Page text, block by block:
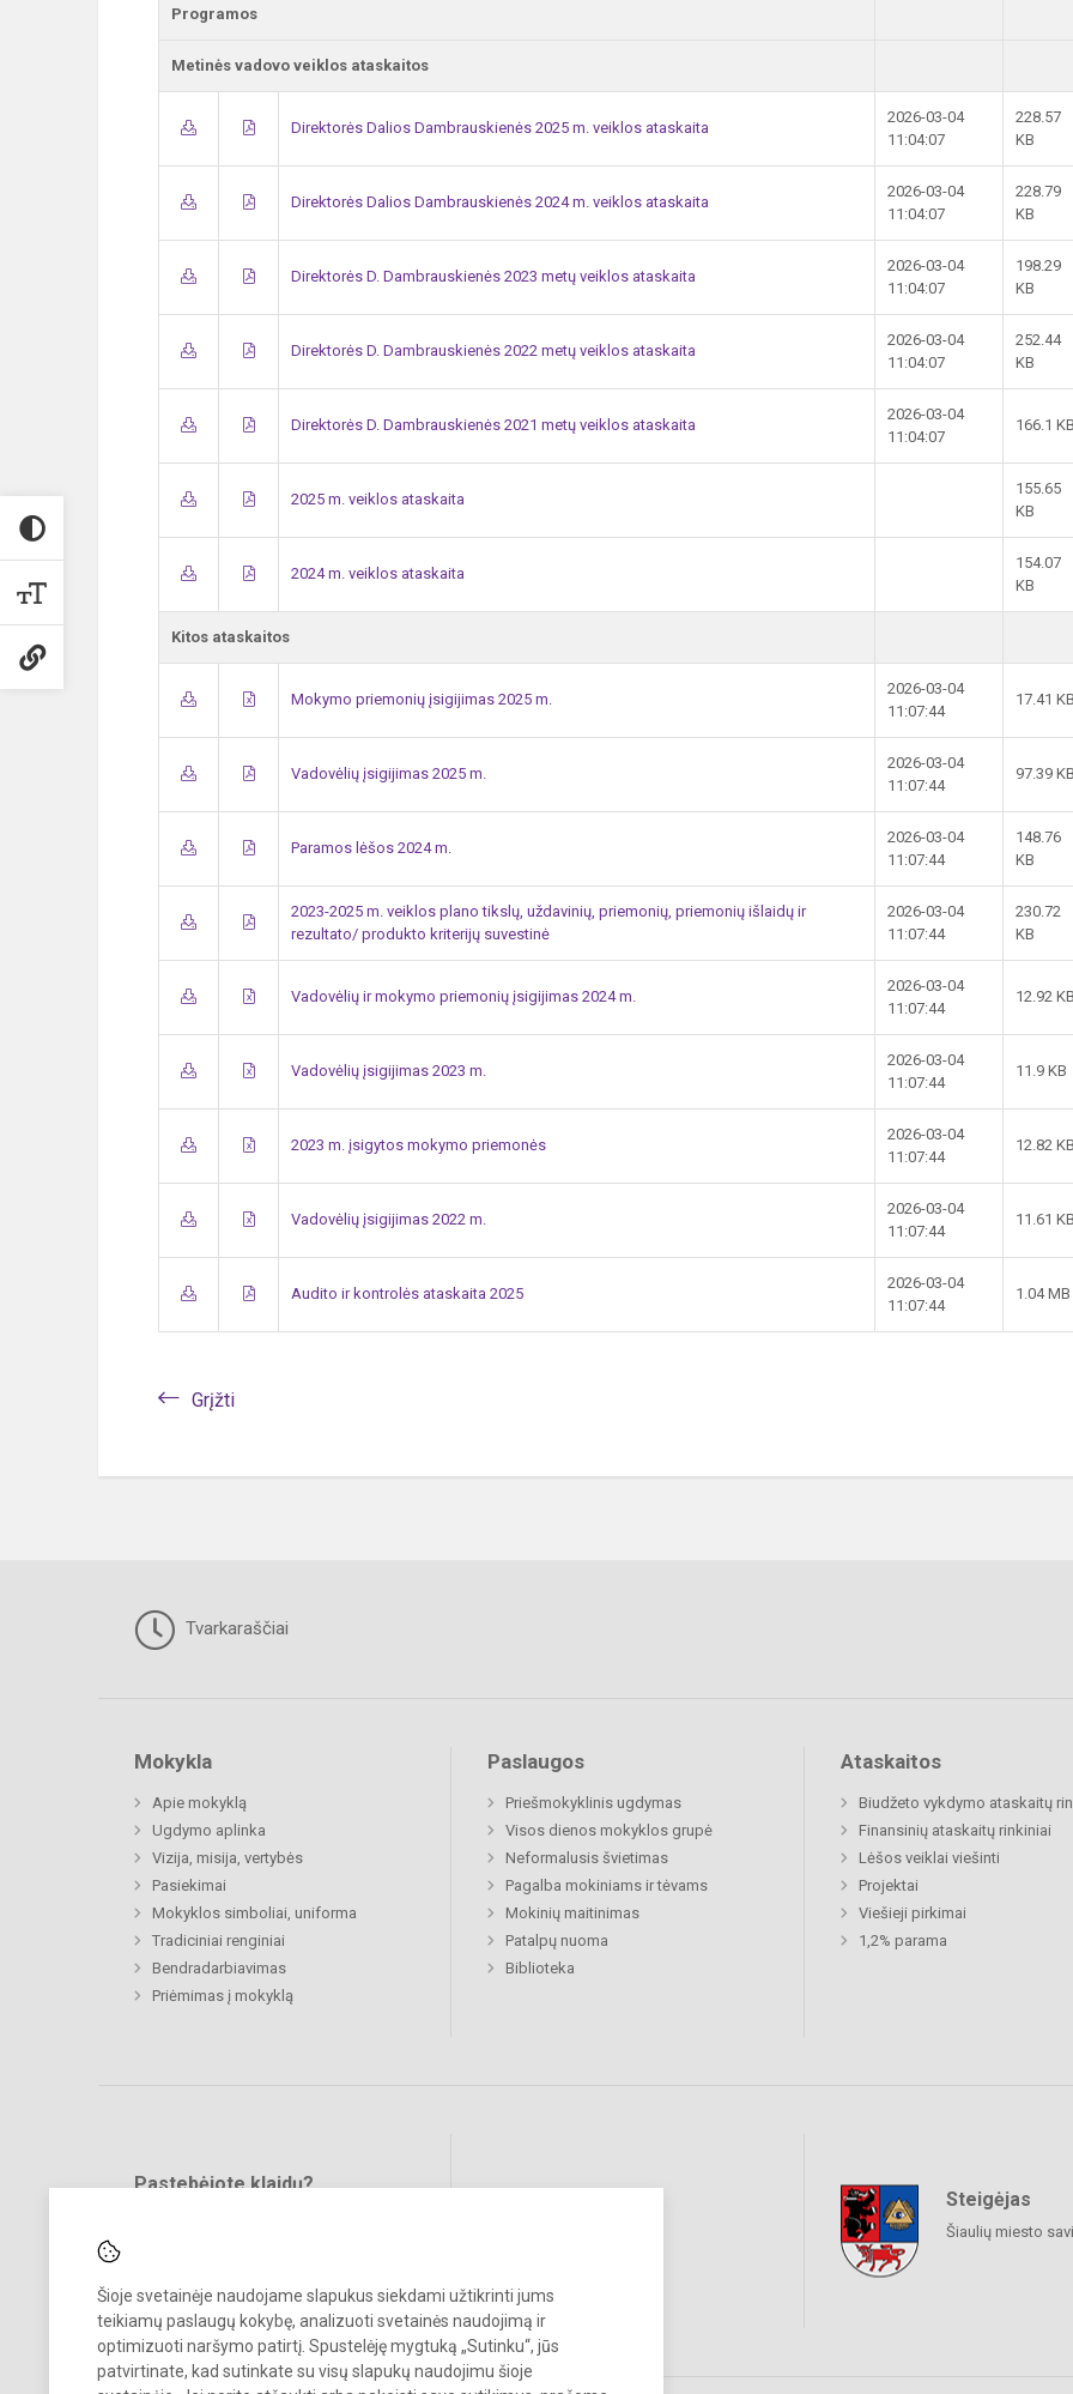
Šioje svetainėje naudojame slapukus siekdami užtikrinti jums
teikiamų paslaugų kokybę, analizuoti svetainės naudojimą ir
optimizuoti naršymo patirtį. Spustelėję mygtuką „Sutinku“, jūs
patvirtinate, kad sutinkate su visų slapukų naudojimu šioje
Programos
Metinės vadovo veiklos ataskaitos
Direktorės Dalios Dambrauskienės 2025 m. veiklos ataskaita
2026-03-04
11:04:07
228.57
KB
Direktorės Dalios Dambrauskienės 2024 m. veiklos ataskaita
2026-03-04
11:04:07
228.79
KB
Direktorės D. Dambrauskienės 2023 metų veiklos ataskaita
2026-03-04
11:04:07
198.29
KB
Direktorės D. Dambrauskienės 2022 metų veiklos ataskaita
2026-03-04
11:04:07
252.44
KB
Direktorės D. Dambrauskienės 2021 metų veiklos ataskaita
2026-03-04
11:04:07
166.1 KB
2025 m. veiklos ataskaita
155.65
KB
2024 m. veiklos ataskaita
154.07
KB
Kitos ataskaitos
Mokymo priemonių įsigijimas 2025 m.
2026-03-04
11:07:44
17.41 KB
Vadovėlių įsigijimas 2025 m.
2026-03-04
11:07:44
97.39 KB
Paramos lėšos 2024 m.
2026-03-04
11:07:44
148.76
KB
2023-2025 m. veiklos plano tikslų, uždavinių, priemonių, priemonių išlaidų ir
rezultato/ produkto kriterijų suvestinė
2026-03-04
11:07:44
230.72
KB
Vadovėlių ir mokymo priemonių įsigijimas 2024 m.
2026-03-04
11:07:44
12.92 KB
Vadovėlių įsigijimas 2023 m.
2026-03-04
11:07:44
11.9 KB
2023 m. įsigytos mokymo priemonės
2026-03-04
11:07:44
12.82 KB
Vadovėlių įsigijimas 2022 m.
2026-03-04
11:07:44
11.61 KB
Audito ir kontrolės ataskaita 2025
2026-03-04
11:07:44
1.04 MB
Grįžti
Tvarkaraščiai
Mokykla
Apie mokyklą
Ugdymo aplinka
Vizija, misija, vertybės
Pasiekimai
Mokyklos simboliai, uniforma
Tradiciniai renginiai
Bendradarbiavimas
Priėmimas į mokyklą
Paslaugos
Priešmokyklinis ugdymas
Visos dienos mokyklos grupė
Neformalusis švietimas
Pagalba mokiniams ir tėvams
Mokinių maitinimas
Patalpų nuoma
Biblioteka
Ataskaitos
Biudžeto vykdymo ataskaitų
Finansinių ataskaitų rinkiniai
Lėšos veiklai viešinti
Projektai
Viešieji pirkimai
1,2% parama
Pastebėjote klaidų?
Steigėjas
Šiaulių miesto